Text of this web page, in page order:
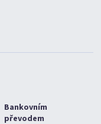
Bankovním
převodem